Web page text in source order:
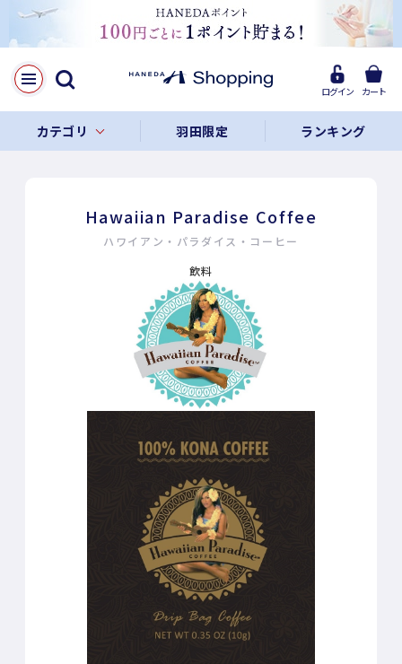
ログイン カート
カテゴリ 羽田限定 ランキング
Hawaiian Paradise Coffee
ハワイアン・パラダイス・コーヒー
飲料